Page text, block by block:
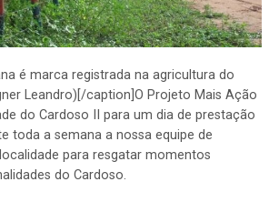
é marca registrada na agricultura do
Leandro)[/caption]O Projeto Mais Ação
do Cardoso II para um dia de prestação
toda a semana a nossa equipe de
para resgatar momentos
do Cardoso.